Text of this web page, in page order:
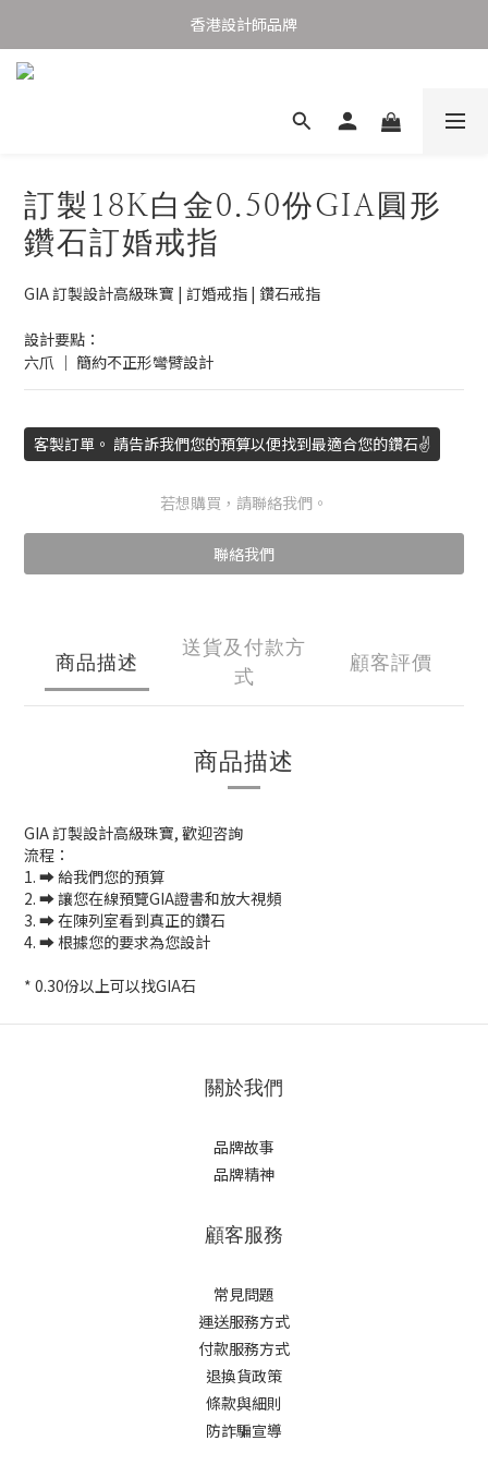
購物滿港幣1,000元香港及澳門免運費
香港設計師品牌
訂製18K白金0.50份GIA圓形
鑽石訂婚戒指
GIA 訂製設計高級珠寶 | 訂婚戒指 | 鑽石戒指
設計要點：
六爪 ｜ 簡約不正形彎臂設計
客製訂單。 請告訴我們您的預算以便找到最適合您的鑽石✌️
若想購買，請聯絡我們。
聯絡我們
商品描述
送貨及付款方
式
顧客評價
商品描述
GIA 訂製設計高級珠寶, 歡迎咨詢
流程：
1. ➡️ 給我們您的預算
2. ➡️ 讓您在線預覽GIA證書和放大視頻
3. ➡️ 在陳列室看到真正的鑽石
4. ➡️ 根據您的要求為您設計
* 0.30份以上可以找GIA石
關於我們
品牌故事
品牌精神
顧客服務
常見問題
運送服務方式
付款服務方式
退換貨政策
條款與細則
防詐騙宣導